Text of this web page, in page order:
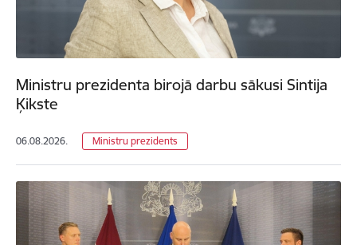
Ministru prezidenta birojā darbu sākusi Sintija
Ķikste
06.08.2026. Ministru prezidents